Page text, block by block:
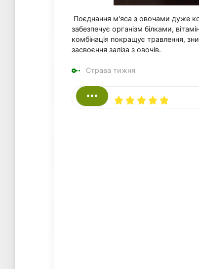
Поєднання м'яса з овочами дуже
забезпечує організм білками,
комбінація покращує травлення,
засвоєння заліза з овочів.
Страва тижня